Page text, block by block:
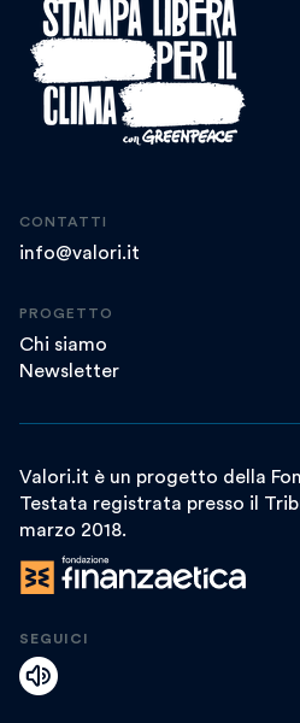
CONTATTI
info@valori.it
PROGETTO
Chi siamo
Newsletter
Valori.it è un progetto della
Testata registrata presso il
marzo 2018.
SEGUICI